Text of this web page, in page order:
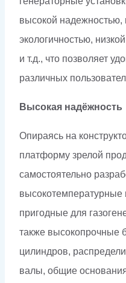
высокой
экологичностью,
и т.д., что позволяет
различных
Высокая надёжность
Опираясь на
платформу зрелой
самостоятельно
высокотемпературные
пригодные для
также высокопрочные
цилиндров,
валы, общие